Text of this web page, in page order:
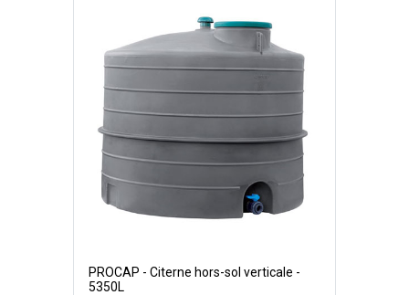
PROCAP - Citerne hors-sol verticale -
5350L